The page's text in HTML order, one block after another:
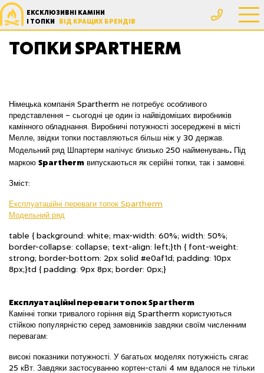
ЕКСКЛЮЗИВНІ КАМІНИ
І ТОПКИ ВІД КРАЩИХ БРЕНДІВ
ТОПКИ SPARTHERM
Головна Товари з позначками “Топки Spartherm”
Німецька компанія Spartherm не потребує особливого
представлення – сьогодні це один із найвідоміших виробників
камінного обладнання. Виробничі потужності зосереджені в місті
Мелле, звідки топки поставляються більш ніж у 30 держав.
Модельний ряд Шпартерм налічує близько 250 найменувань. Під
маркою Spartherm випускаються як серійні топки, так і замовні.
Зміст:
Експлуатаційні переваги топок Spartherm
Модельний ряд
table { background: white; max-width: 60%; width: 50%;
border-collapse: collapse; text-align: left;}th { font-weight:
strong; border-bottom: 2px solid #e0af1d; padding: 10px
8px;}td { padding: 9px 8px; border: 0px;}
Експлуатаційні переваги топок Spartherm
Камінні топки тривалого горіння від Spartherm користуються
стійкою популярністю серед замовників завдяки своїм численним
перевагам:
високі показники потужності. У багатьох моделях потужність сягає
25 кВт. Завдяки застосуванню кортен-сталі 4 мм вдалося не тільки